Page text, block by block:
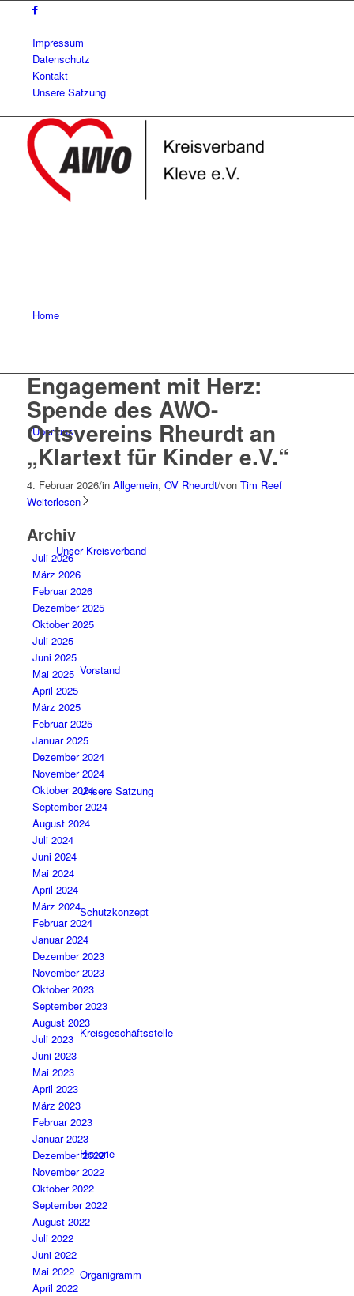
Impressum
Datenschutz
Kontakt
Unsere Satzung
Home
Über uns
Unser Kreisverband
Vorstand
Unsere Satzung
Schutzkonzept
Kreisgeschäftsstelle
Historie
Organigramm
Engagement mit Herz:
Spende des AWO-
Ortsvereins Rheurdt an
„Klartext für Kinder e.V.“
4. Februar 2026/in Allgemein, OV Rheurdt/von Tim Reef
Weiterlesen
Archiv
Juli 2026
März 2026
Februar 2026
Dezember 2025
Oktober 2025
Juli 2025
Juni 2025
Mai 2025
April 2025
März 2025
Februar 2025
Januar 2025
Dezember 2024
November 2024
Oktober 2024
September 2024
August 2024
Juli 2024
Juni 2024
Mai 2024
April 2024
März 2024
Februar 2024
Januar 2024
Dezember 2023
November 2023
Oktober 2023
September 2023
August 2023
Juli 2023
Juni 2023
Mai 2023
April 2023
März 2023
Februar 2023
Januar 2023
Dezember 2022
November 2022
Oktober 2022
September 2022
August 2022
Juli 2022
Juni 2022
Mai 2022
April 2022